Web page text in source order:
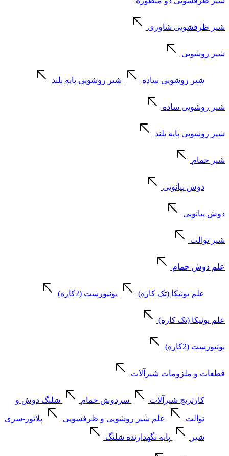
شیر ظرفشویی شاوری
شیر روشویی
شیر روشویی ساده شیر روشویی پایه بلند
شیر روشویی ساده
شیر روشویی پایه بلند
شیر حمام
دوش پیانویی
دوش پیانویی
شیر توالت
علم دوش حمام
علم یونیکا (تک کاره) یونیورست (2کاره)
علم یونیکا (تک کاره)
یونیورست (2کاره)
قطعات و ملزومات شیرآلات
کارتریج شیرآلات سردوش حمام شلنگ دوش و
توالت علم شیر روشویی و ظرفشویی پلاتور-سری
شیر پایه نگهدارنده شلنگ